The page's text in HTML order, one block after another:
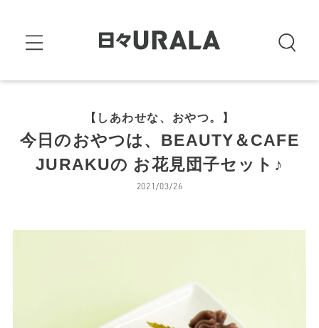
【しあわせな、おやつ。】
今日のおやつは、BEAUTY＆CAFE
JURAKUの お花見団子セット♪
2021/03/26